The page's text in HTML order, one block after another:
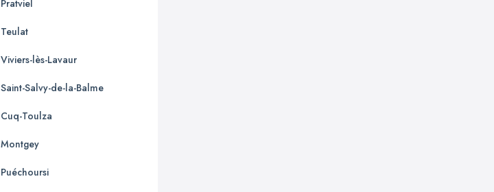
Pratviel
Teulat
Viviers-lès-Lavaur
Saint-Salvy-de-la-Balme
Cuq-Toulza
Montgey
Puéchoursi